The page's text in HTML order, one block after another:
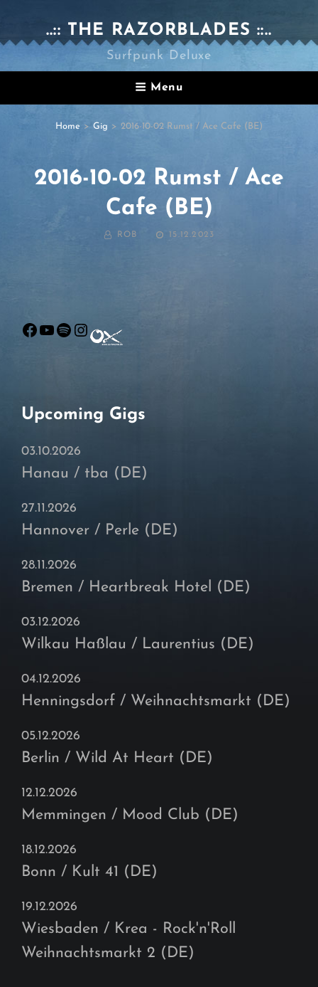
..:: THE RAZORBLADES ::..
Surfpunk Deluxe
Menu
Home > Gig > 2016-10-02 Rumst / Ace Cafe (BE)
2016-10-02 Rumst / Ace
Cafe (BE)
BY ROB
POSTED
15.12.2023
Facebook
YouTube
Spotify
Instagram
Upcoming Gigs
03.10.2026
Hanau / tba (DE)
27.11.2026
Hannover / Perle (DE)
28.11.2026
Bremen / Heartbreak Hotel (DE)
03.12.2026
Wilkau Haßlau / Laurentius (DE)
04.12.2026
Henningsdorf / Weihnachtsmarkt (DE)
05.12.2026
Berlin / Wild At Heart (DE)
12.12.2026
Memmingen / Mood Club (DE)
18.12.2026
Bonn / Kult 41 (DE)
19.12.2026
Wiesbaden / Krea - Rock'n'Roll
Weihnachtsmarkt 2 (DE)